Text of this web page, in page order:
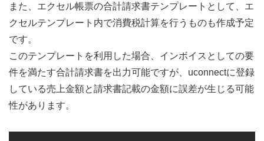
また、エクセル帳票の合計請求書テンプレートとして、エ
クセルテンプレート内で消費税計算を行うものも作成予定
です。
このテンプレートを利用した場合、インボイスとしての要
件を満たす合計請求書を出力可能ですが、uconnectに登録
している売上金額と請求書記載の金額に誤差が生じる可能
性があります。